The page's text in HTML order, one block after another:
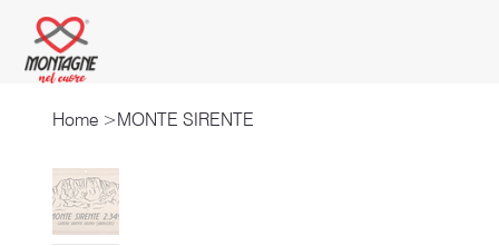
Home >MONTE SIRENTE